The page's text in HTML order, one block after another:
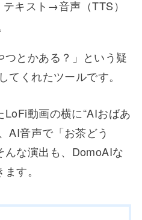
キスト→音声（TTS）
つとかある？」という疑
てくれたツールです。
動画の横に“AIおばあ
AI音声で「お茶どう
な演出も、DomoAIな
す。